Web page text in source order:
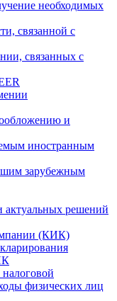
необходимых
связанной с
связанных с
и
иностранным
зарубежным
актуальных решений
(КИК)
физических лиц